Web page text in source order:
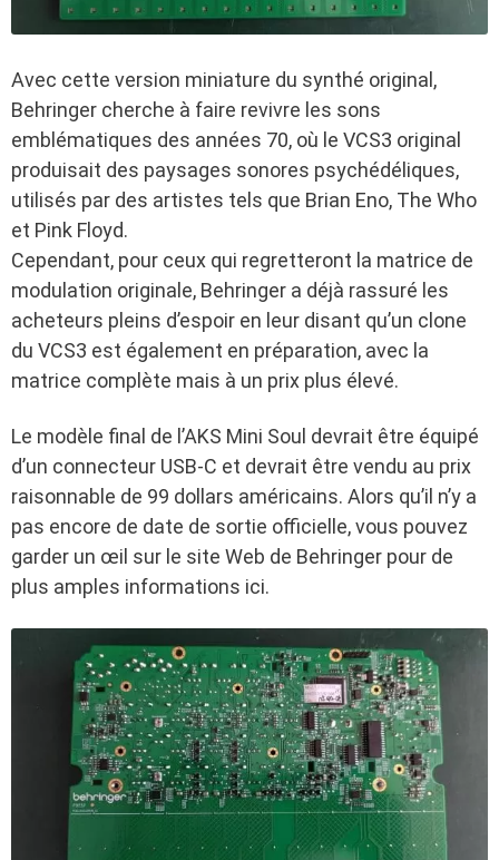
Avec cette version miniature du synthé original,
Behringer cherche à faire revivre les sons
emblématiques des années 70, où le VCS3 original
produisait des paysages sonores psychédéliques,
utilisés par des artistes tels que Brian Eno, The Who
et Pink Floyd.
Cependant, pour ceux qui regretteront la matrice de
modulation originale, Behringer a déjà rassuré les
acheteurs pleins d’espoir en leur disant qu’un clone
du VCS3 est également en préparation, avec la
matrice complète mais à un prix plus élevé.
Le modèle final de l’AKS Mini Soul devrait être équipé
d’un connecteur USB-C et devrait être vendu au prix
raisonnable de 99 dollars américains. Alors qu’il n’y a
pas encore de date de sortie officielle, vous pouvez
garder un œil sur le site Web de Behringer pour de
plus amples informations ici.